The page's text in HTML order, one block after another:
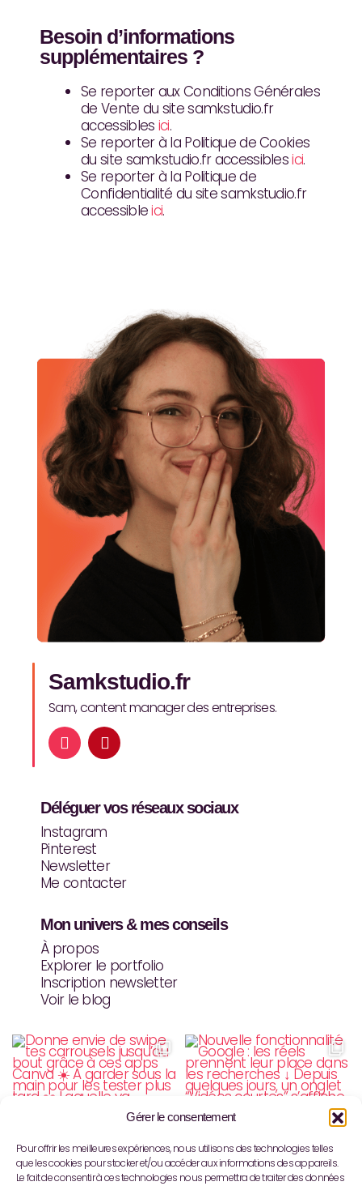
Gérer le consentement
Pour offrir les meilleures expériences, nous utilisons des technologies telles
que les cookies pour stocker et/ou accéder aux informations des appareils.
Le fait de consentir à ces technologies nous permettra de traiter des données
Besoin d’informations
supplémentaires ?
Se reporter aux Conditions Générales
de Vente du site samkstudio.fr
accessibles ici.
Se reporter à la Politique de Cookies
du site samkstudio.fr accessiblesici.
Se reporter à la Politique de
Confidentialité du site samkstudio.fr
accessibleici.
Samkstudio.fr
Sam, content manager des entreprises.
I
n
s
a
g
r
a
m
P
i
n
e
r
e
t
Déléguer vos réseaux sociaux
Instagram
Pinterest
Newsletter
Me contacter
Mon univers & mes conseils
À propos
Explorer le portfolio
Inscription newsletter
Voir le blog